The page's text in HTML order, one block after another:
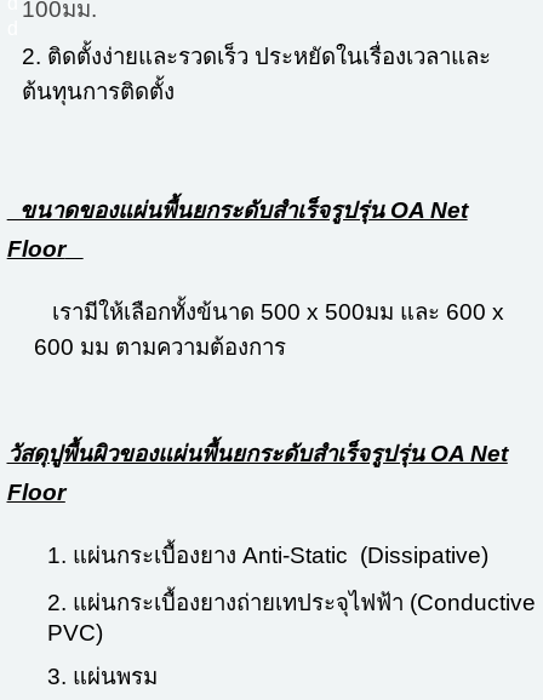
100มม.
2. ติดตั้งง่ายและรวดเร็ว ประหยัดในเรื่องเวลาและ
ต้นทุนการติดตั้ง
ขนาดของแผ่นพื้นยกระดับสำเร็จรูปรุ่น OA Net
Floor
เรามีให้เลือกทั้งข้นาด 500 x 500มม และ 600 x
600 มม ตามความต้องการ
วัสดุปูพื้นผิวของแผ่นพื้นยกระดับสำเร็จรูปรุ่น OA Net
Floor
1. แผ่นกระเบื้องยาง Anti-Static (Dissipative)
2. แผ่นกระเบื้องยางถ่ายเทประจุไฟฟ้า (Conductive
PVC)
3. แผ่นพรม